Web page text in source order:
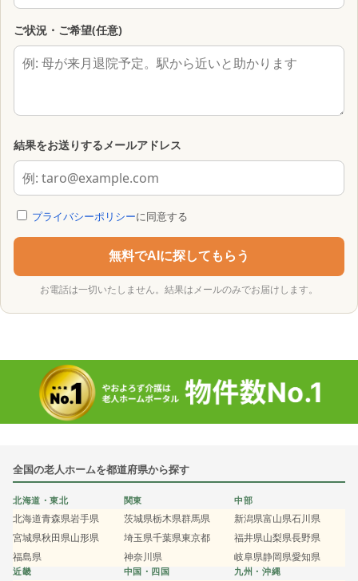
ご状況・ご希望(任意)
結果をお送りするメールアドレス
プライバシーポリシーに同意する
無料でAIに探してもらう
お電話は一切いたしません。結果はメールのみでお届けします。
全国の老人ホームを都道府県から探す
北海道・東北
北海道青森県岩手県
宮城県秋田県山形県
福島県
関東
茨城県栃木県群馬県
埼玉県千葉県東京都
神奈川県
中部
新潟県富山県石川県
福井県山梨県長野県
岐阜県静岡県愛知県
近畿 中国・四国 九州・沖縄